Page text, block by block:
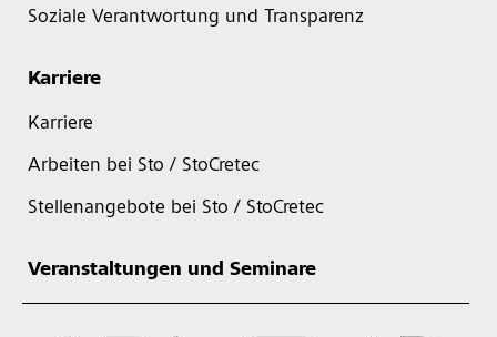
Soziale Verantwortung und Transparenz
Karriere
Karriere
Arbeiten bei Sto / StoCretec
Stellenangebote bei Sto / StoCretec
Veranstaltungen und Seminare